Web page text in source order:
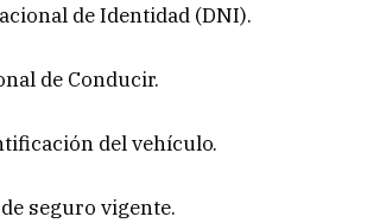
de Identidad (DNI).
de Conducir.
del vehículo.
seguro vigente.